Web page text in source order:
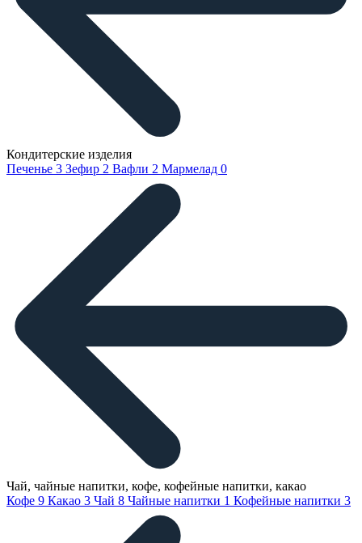
Кондитерские изделия
Печенье 3 Зефир 2 Вафли 2 Мармелад 0
Чай, чайные напитки, кофе, кофейные напитки, какао
Кофе 9 Какао 3 Чай 8 Чайные напитки 1 Кофейные напитки 3